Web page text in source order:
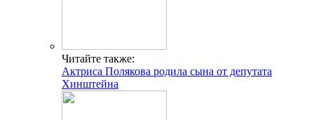
Читайте также:
Актриса Полякова родила сына от депутата
Хинштейна